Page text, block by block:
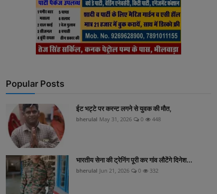
Popular Posts
ईट भट्टे पर करन्ट लगने से युवक की मौत,
bherulal May 31, 2026 0 448
भारतीय सेना की ट्रेनिंग पूरी कर गांव लौटेंगे दिनेश...
bherulal Jun 21, 2026 0 332